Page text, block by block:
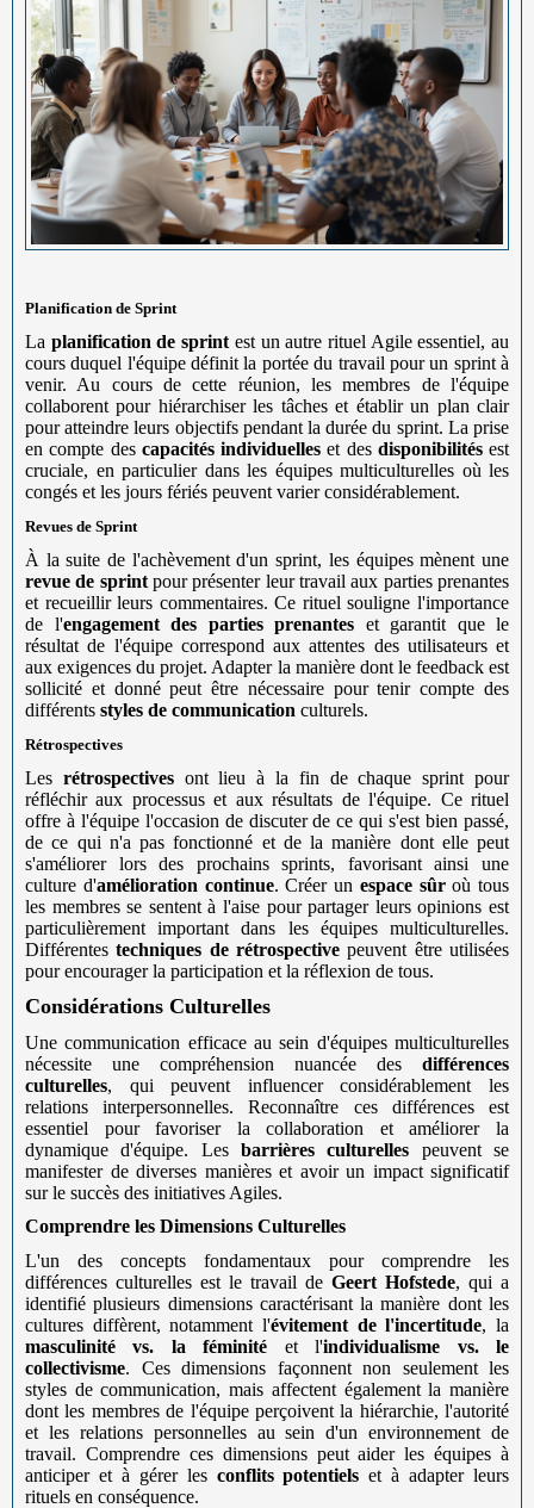
Planification de Sprint
La planification de sprint est un autre rituel Agile essentiel, au
cours duquel l'équipe définit la portée du travail pour un sprint à
venir. Au cours de cette réunion, les membres de l'équipe
collaborent pour hiérarchiser les tâches et établir un plan clair
pour atteindre leurs objectifs pendant la durée du sprint. La prise
en compte des capacités individuelles et des disponibilitésest
cruciale, en particulier dans les équipes multiculturelles où les
congés et les jours fériés peuvent varier considérablement.
Revues de Sprint
À la suite de l'achèvement d'un sprint, les équipes mènent une
revue de sprintpour présenter leur travail aux parties prenantes
et recueillir leurs commentaires. Ce rituel souligne l'importance
de l'engagement des parties prenantes et garantit que le
résultat de l'équipe correspond aux attentes des utilisateurs et
aux exigences du projet. Adapter la manière dont le feedback est
sollicité et donné peut être nécessaire pour tenir compte des
différents styles de communication culturels.
Rétrospectives
Les rétrospectivesont lieu à la fin de chaque sprint pour
réfléchir aux processus et aux résultats de l'équipe. Ce rituel
offre à l'équipe l'occasion de discuter de ce qui s'est bien passé,
de ce qui n'a pas fonctionné et de la manière dont elle peut
s'améliorer lors des prochains sprints, favorisant ainsi une
culture d'amélioration continue. Créer un espace sûroù tous
les membres se sentent à l'aise pour partager leurs opinions est
particulièrement important dans les équipes multiculturelles.
Différentestechniques de rétrospective peuvent être utilisées
pour encourager la participation et la réflexion de tous.
Considérations Culturelles
Une communication efficace au sein d'équipes multiculturelles
nécessite une compréhension nuancée des différences
culturelles, qui peuvent influencer considérablement les
relations interpersonnelles. Reconnaître ces différences est
essentiel pour favoriser la collaboration et améliorer la
dynamique d'équipe. Les barrières culturelles peuvent se
manifester de diverses manières et avoir un impact significatif
sur le succès des initiatives Agiles.
Comprendre les Dimensions Culturelles
L'un des concepts fondamentaux pour comprendre les
différences culturelles est le travail de Geert Hofstede, qui a
identifié plusieurs dimensions caractérisant la manière dont les
cultures diffèrent, notamment l'évitement de l'incertitude, la
masculinité vs. la féminité et l'individualisme vs. le
collectivisme. Ces dimensions façonnent non seulement les
styles de communication, mais affectent également la manière
dont les membres de l'équipe perçoivent la hiérarchie, l'autorité
et les relations personnelles au sein d'un environnement de
travail. Comprendre ces dimensions peut aider les équipes à
anticiper et à gérer les conflits potentiels et à adapter leurs
rituels en conséquence.